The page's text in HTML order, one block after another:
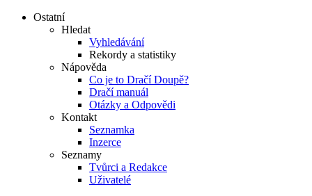
Ostatní
Hledat
Vyhledávání
Rekordy a statistiky
Nápověda
Co je to Dračí Doupě?
Dračí manuál
Otázky a Odpovědi
Kontakt
Seznamka
Inzerce
Seznamy
Tvůrci a Redakce
Uživatelé